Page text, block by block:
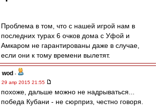
Проблема в том, что с нашей игрой нам в
последних турах 6 очков дома с Уфой и
Амкаром не гарантированы даже в случае,
если они к тому времени вылетят.
wod -
29 апр 2015 21:55
похоже, дальше можно не надрываться...
победа Кубани - не сюрприз, честно говоря.